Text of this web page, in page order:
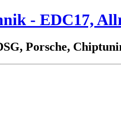
- EDC17,
Porsche,